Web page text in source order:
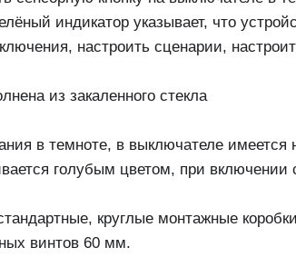
индикатор указывает, что
настроить сценарии,
из закаленного стекла
в темноте, в выключателе
голубым цветом, при
круглые монтажные
винтов 60 мм.